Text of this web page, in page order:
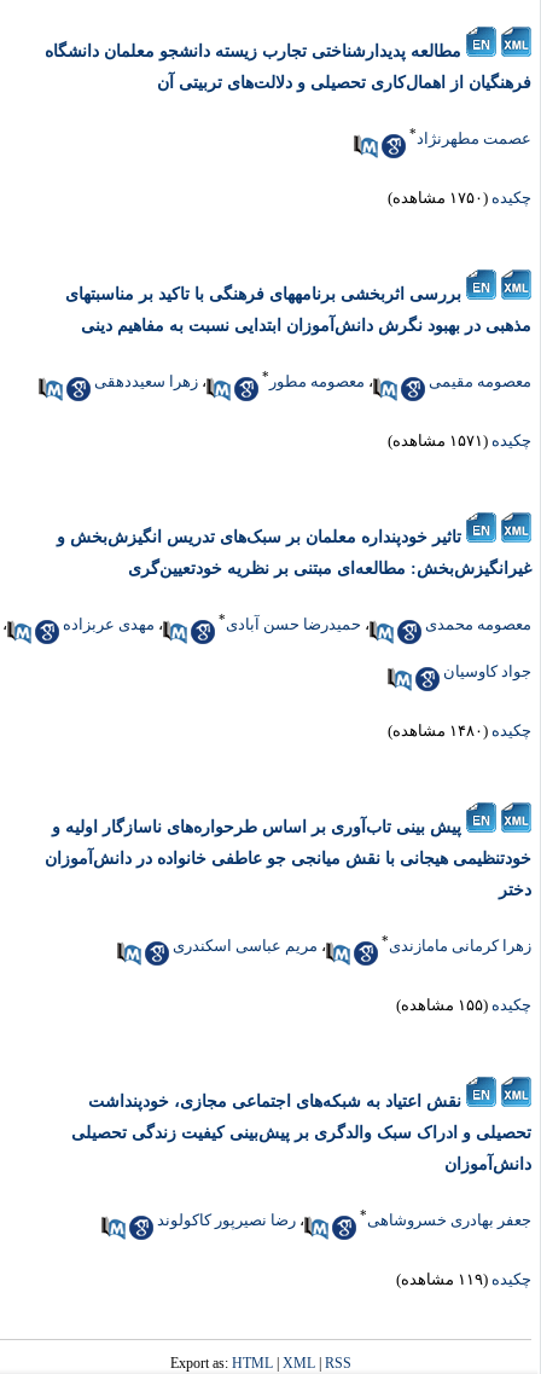
مطالعه پدیدارشناختی تجارب زیسته دانشجو معلمان دانشگاه
از اهمال‌کاری تحصیلی و دلالت‌های تربیتی آن
مطهرنژاد *
(۱۷۵۰ مشاهده)
بررسی اثربخشی برنامههای فرهنگی با تاکید بر مناسبتهای
در بهبود نگرش دانش‌آموزان ابتدایی نسبت به مفاهیم دینی
مقیمی ،معصومه مطور ،زهرا سعیددهقی
(۱۵۷۱ مشاهده)
تاثیر خودپنداره معلمان بر سبک‌های تدریس انگیزش‌بخش و
مطالعه‌ای مبتنی بر نظریه خودتعیین‌گری
محمدی ،حمیدرضا حسن آبادی ،مهدی عربزاده ،
کاوسیان
(۱۴۸۰ مشاهده)
پیش بینی تاب‌آوری بر اساس طرحواره‌های ناسازگار اولیه و
هیجانی با نقش میانجی جو عاطفی خانواده در دانش‌آموزان
کرمانی مامازندی ،مریم عباسی اسکندری
(۱۵۵ مشاهده)
نقش اعتیاد به شبکه‌های اجتماعی مجازی، خودپنداشت
و ادراک سبک والدگری بر پیش‌بینی کیفیت زندگی تحصیلی
بهادری خسروشاهی* ،رضا نصیرپور کاکولوند
(۱۱۹ مشاهده)
Export as:HTML|XML|RSS